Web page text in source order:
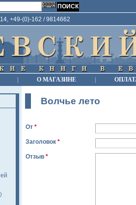
+49-(0)-162 / 9814662
О МАГАЗИНЕ
Волчье лето
От *
Заголовок *
Отзыв *